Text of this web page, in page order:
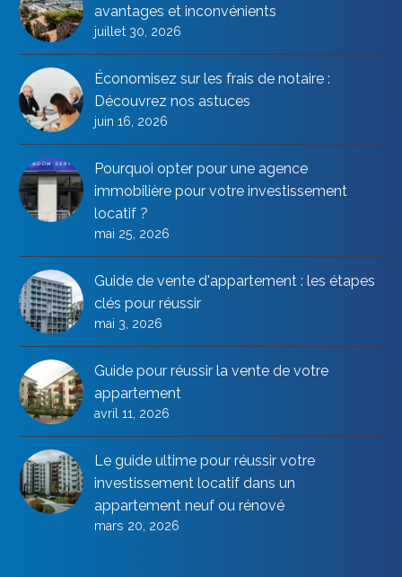
avantages et inconvénients
juillet 30, 2026
Économisez sur les frais de notaire :
Découvrez nos astuces
juin 16, 2026
Pourquoi opter pour une agence
immobilière pour votre investissement
locatif ?
mai 25, 2026
Guide de vente d'appartement : les étapes
clés pour réussir
mai 3, 2026
Guide pour réussir la vente de votre
appartement
avril 11, 2026
Le guide ultime pour réussir votre
investissement locatif dans un
appartement neuf ou rénové
mars 20, 2026